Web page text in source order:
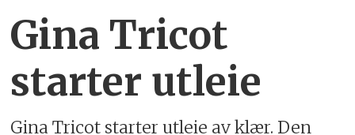
Gina Tricot
starter utleie
Gina Tricot starter utleie av klær. Den